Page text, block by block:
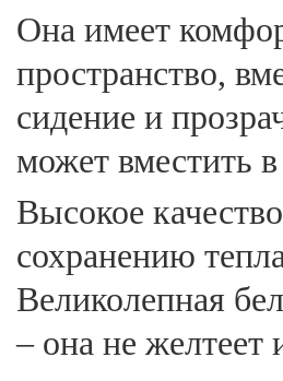
Она имеет
пространство,
сидение и
может вместить
Высокое
сохранению
Великолепная
– она не желтеет